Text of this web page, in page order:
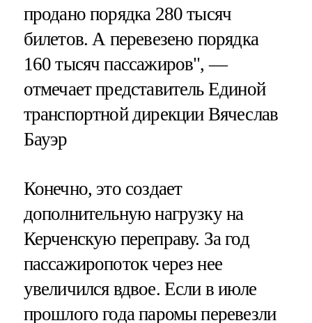
продано порядка 280 тысяч
билетов. А перевезено порядка
160 тысяч пассажиров", —
отмечает представитель Единой
транспортной дирекции Вячеслав
Бауэр
Конечно, это создает
дополнительную нагрузку на
Керченскую переправу. За год
пассажиропоток через нее
увеличился вдвое. Если в июле
прошлого года паромы перевезли